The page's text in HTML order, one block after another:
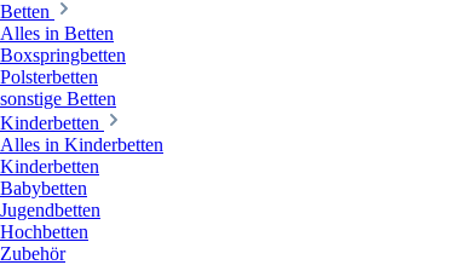
Betten
Alles in Betten
Boxspringbetten
Polsterbetten
sonstige Betten
Kinderbetten
Alles in Kinderbetten
Kinderbetten
Babybetten
Jugendbetten
Hochbetten
Zubehör